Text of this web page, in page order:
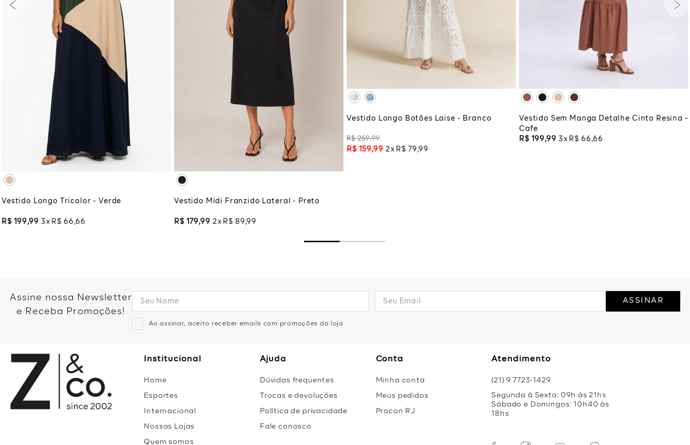
P
XGG
ADICIONAR À SACOLA
Vestido Longo Tricolor - Verde
R$ 199,99 3 R$ 66 ,66
G
M
ADICIONAR À SACOLA
Vestido Midi Franzido Lateral - Preto
R$ 179,99 2 R$ 89 ,99
M
XG
XGG
ADICIONAR À SACOLA
Vestido Longo Botões Laise - Branco
R$ 259,99
R$ 159,99 2 R$ 79 ,99
XGG
ADICIONAR À SACOLA
Vestido Sem Manga Detalhe Cinto Resina -
Cafe
R$ 199,99 3 R$ 66 ,66
Assine nossa Newsletter
e Receba Promoções!
Ao assinar, aceito receber emails com promoções da loja
ASSINAR
Institucional
Home
Esportes
Internacional
Nossas Lojas
Quem somos
Ajuda
Dúvidas frequentes
Trocas e devoluções
Política de privacidade
Fale conosco
Conta
Minha conta
Meus pedidos
Procon RJ
Atendimento
(21) 9 7723-1429
Segunda à Sexta: 09h às 21hs
Sábado e Domingos: 10h40 às
18hs